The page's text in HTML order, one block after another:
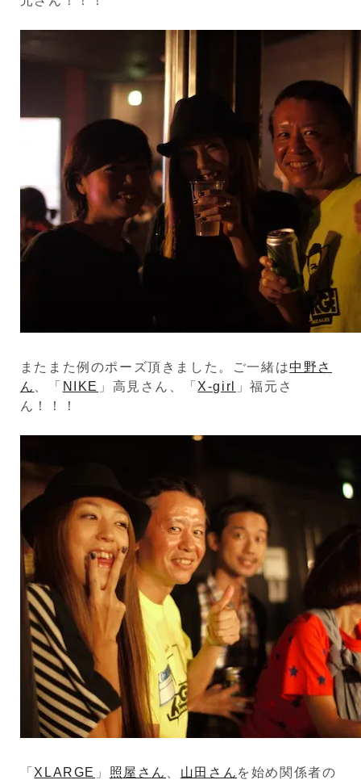
またまた例のポーズ頂きました。ご一緒は中野さ
ん
、「 NIKE 」高見さん、「 X-girl
」福元さ
ん！！！
「 XLARGE 」 照屋さん 山田さん を始め関係者の